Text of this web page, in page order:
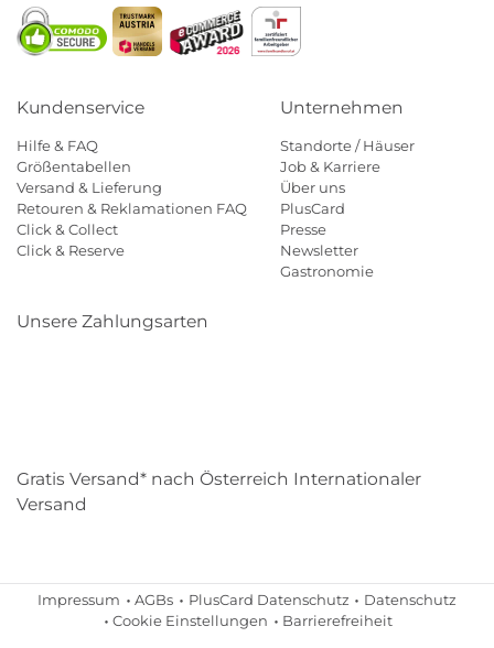
Kundenservice
Hilfe & FAQ
Größentabellen
Versand & Lieferung
Retouren & Reklamationen FAQ
Click & Collect
Click & Reserve
Unternehmen
Standorte / Häuser
Job & Karriere
Über uns
PlusCard
Presse
Newsletter
Gastronomie
Unsere Zahlungsarten
Gratis Versand* nach Österreich Internationaler
Versand
Impressum AGBs PlusCard Datenschutz
Datenschutz
Cookie Einstellungen
Barrierefreiheit